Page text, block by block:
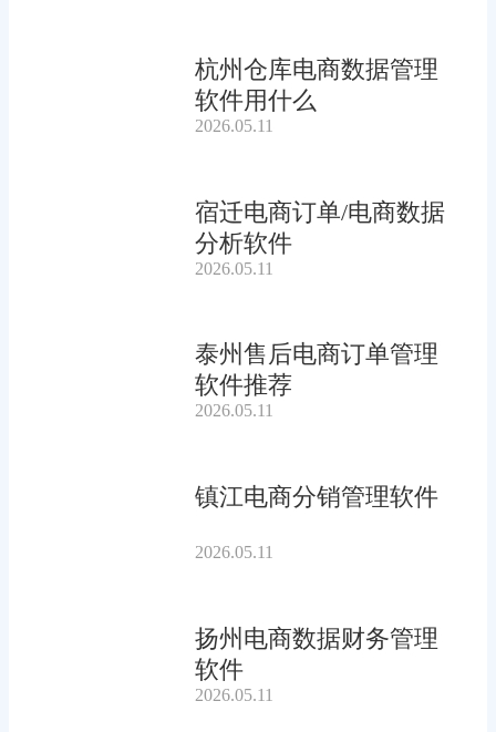
杭州仓库电商数据管理
软件用什么
2026.05.11
宿迁电商订单/电商数据
分析软件
2026.05.11
泰州售后电商订单管理
软件推荐
2026.05.11
镇江电商分销管理软件
2026.05.11
扬州电商数据财务管理
软件
2026.05.11